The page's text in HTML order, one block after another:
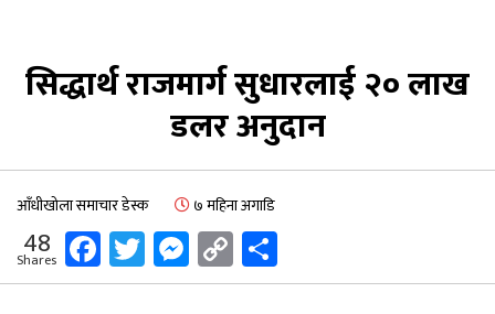
सिद्धार्थ राजमार्ग सुधारलाई २० लाख
डलर अनुदान
आँधीखोला समाचार डेस्क ७ महिना अगाडि
48
Shares Facebook
Twitter
Messenger
Copy
Link